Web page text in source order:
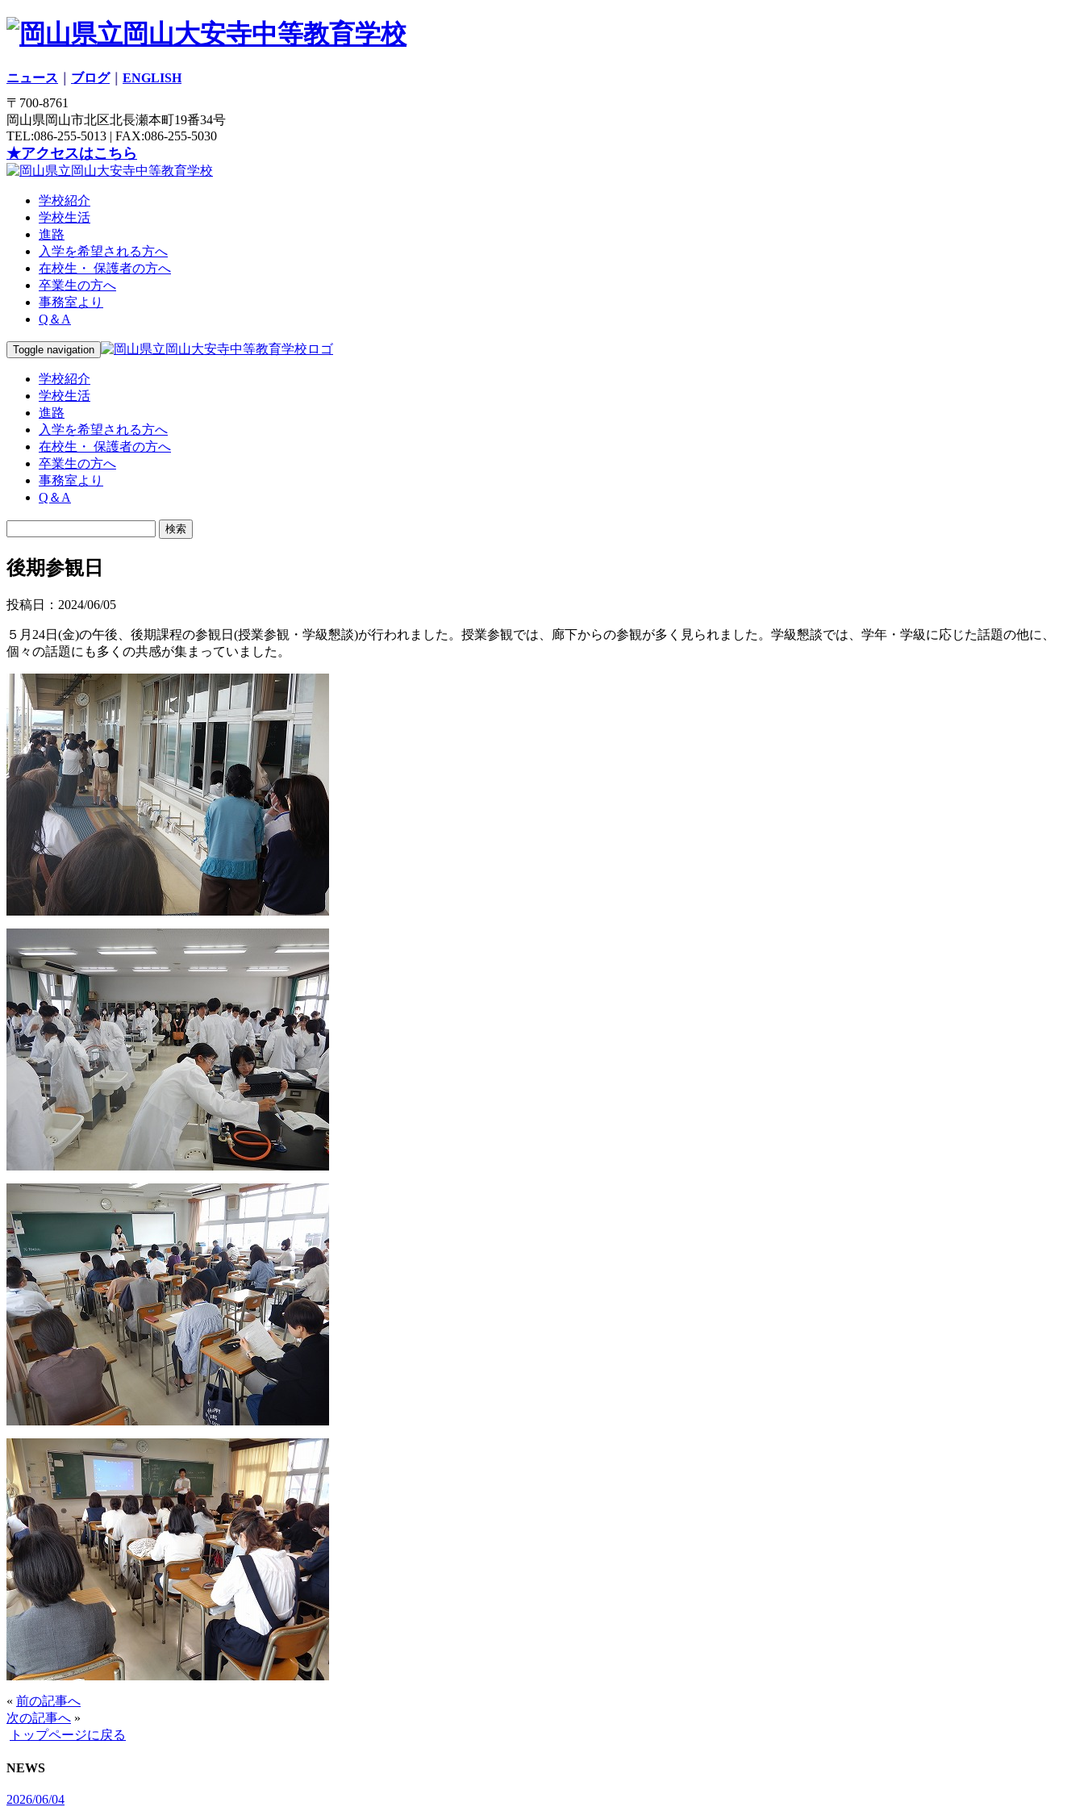
ニュース ブログ｜ ENGLISH
〒700-8761
岡山県岡山市北区北長瀬本町19番34号
TEL:086-255-5013 | FAX:086-255-5030
★アクセスはこちら
学校紹介
学校生活
進路
入学を希望される方へ
在校生・ 保護者の方へ
卒業生の方へ
事務室より
Q＆A
Toggle navigation
学校紹介
学校生活
進路
入学を希望される方へ
在校生・ 保護者の方へ
卒業生の方へ
事務室より
Q＆A
後期参観日
投稿日：2024/06/05
５月24日(金)の午後、後期課程の参観日(授業参観・学級懇談)が行われました。授業参観では、廊下からの参観が多く見られました。学級懇談では、学年・学級に応じた話題の他に、
個々の話題にも多くの共感が集まっていました。
« 前の記事へ
次の記事へ »
トップページに戻る
NEWS
2026/06/04